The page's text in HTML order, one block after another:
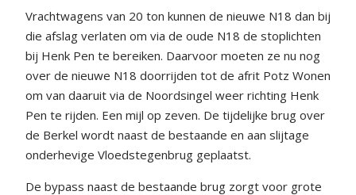
Vrachtwagens van 20 ton kunnen de nieuwe N18 dan bij
die afslag verlaten om via de oude N18 de stoplichten
bij Henk Pen te bereiken. Daarvoor moeten ze nu nog
over de nieuwe N18 doorrijden tot de afrit Potz Wonen
om van daaruit via de Noordsingel weer richting Henk
Pen te rijden. Een mijl op zeven. De tijdelijke brug over
de Berkel wordt naast de bestaande en aan slijtage
onderhevige Vloedstegenbrug geplaatst.
De bypass naast de bestaande brug zorgt voor grote